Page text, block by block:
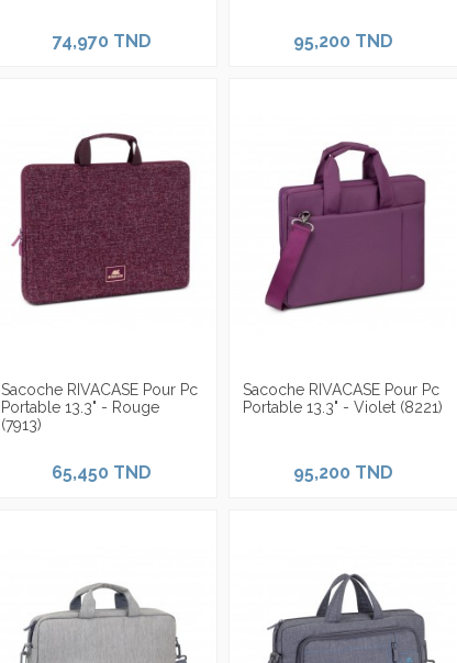
74,970 TND 95,200 TND
Sacoche RIVACASE Pour Pc
Portable 13.3" - Rouge
(7913)
65,450 TND
Sacoche RIVACASE Pour Pc
Portable 13.3" - Violet (8221)
95,200 TND